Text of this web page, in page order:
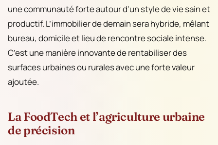
une communauté forte autour d’un style de vie sain et
productif. L’immobilier de demain sera hybride, mêlant
bureau, domicile et lieu de rencontre sociale intense.
C’est une manière innovante de rentabiliser des
surfaces urbaines ou rurales avec une forte valeur
ajoutée.
La FoodTech et l’agriculture urbaine
de précision